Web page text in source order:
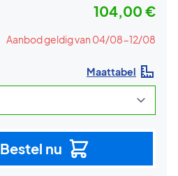
104,00 €
Aanbod geldig van 04/08-12/08
Maattabel
Bestel nu